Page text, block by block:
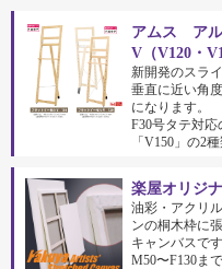
アムス ア
V（V120・
新開発のスラ
垂直に近い角
になります。
F30号タテ対
「V150」の2
楽屋オリジ
油彩・アクリ
ンの桐木枠に
キャンバスです
M50〜F130ま